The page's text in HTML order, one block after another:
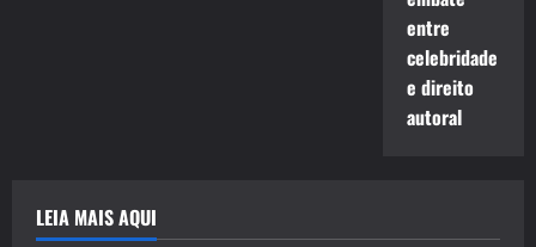
entre
celebridade
e direito
autoral
LEIA MAIS AQUI